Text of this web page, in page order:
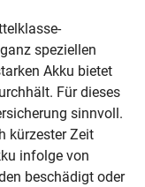
speziellen
Akku bietet
Für dieses
sinnvoll.
kürzester Zeit
infolge von
beschädigt oder